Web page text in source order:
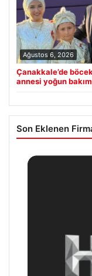
Ağustos 6, 2026
Çanakkale’de
annesi yoğun
Son Eklenen